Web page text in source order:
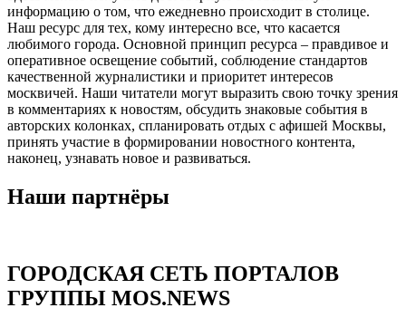
информацию о том, что ежедневно происходит в столице.
Наш ресурс для тех, кому интересно все, что касается
любимого города. Основной принцип ресурса – правдивое и
оперативное освещение событий, соблюдение стандартов
качественной журналистики и приоритет интересов
москвичей. Наши читатели могут выразить свою точку зрения
в комментариях к новостям, обсудить знаковые события в
авторских колонках, спланировать отдых с афишей Москвы,
принять участие в формировании новостного контента,
наконец, узнавать новое и развиваться.
Наши партнёры
ГОРОДСКАЯ СЕТЬ ПОРТАЛОВ
ГРУППЫ MOS.NEWS